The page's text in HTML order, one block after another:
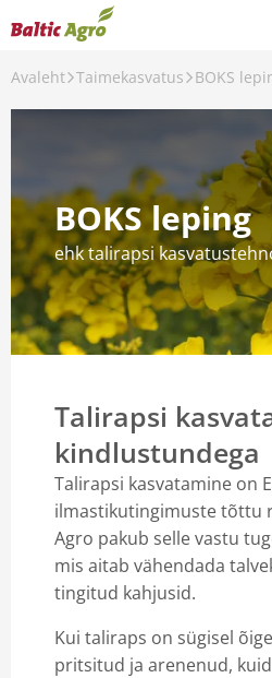
Avaleht Taimekasvatus BOKS
BOKS leping
ehk talirapsi
Talirapsi
kindlustundega
Talirapsi kasvatamine on
ilmastikutingimuste tõttu
Agro pakub selle vastu
mis aitab vähendada
tingitud kahjusid.
Kui taliraps on sügisel
pritsitud ja arenenud,
Profiaiandus
Koduaed
Masinarent
Teenused
Kontaktid
Meist
Iseteenindus